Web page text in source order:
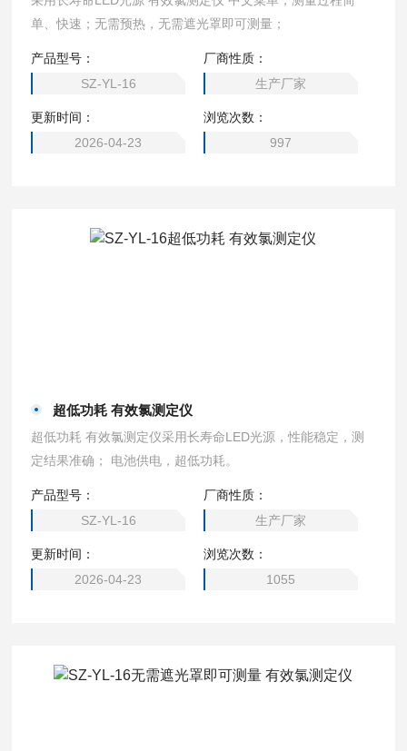
单、快速；无需预热，无需遮光罩即可测量；
产品型号：
SZ-YL-16
厂商性质：
生产厂家
更新时间：
2026-04-23
浏览次数：
997
超低功耗 有效氯测定仪
超低功耗 有效氯测定仪采用长寿命LED光源，性能稳定，测
定结果准确； 电池供电，超低功耗。
产品型号：
SZ-YL-16
厂商性质：
生产厂家
更新时间：
2026-04-23
浏览次数：
1055